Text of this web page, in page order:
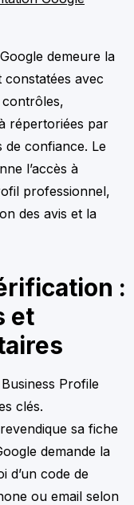
demeure la
avec
contrôles,
répertoriées par
de confiance. Le
l’accès à
professionnel,
des avis et la
:
et
Profile
clés.
sa fiche
demande la
d’un code de
ou email selon